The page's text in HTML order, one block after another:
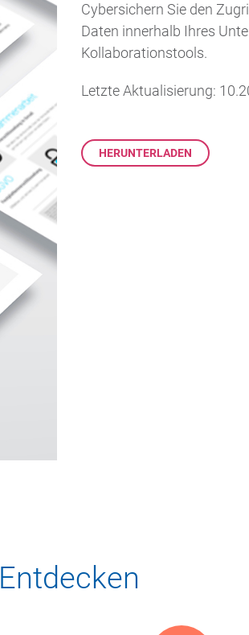
Cybersichern Sie den
Daten innerhalb Ihres
Kollaborationstools.
Letzte Aktualisierung:
HERUNTERLADEN
Entdecken